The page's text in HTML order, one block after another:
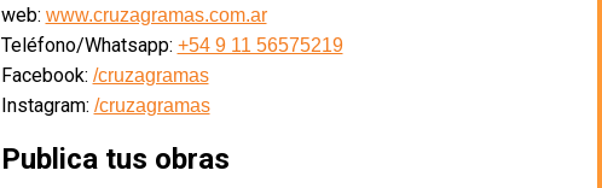
web: www.cruzagramas.com.ar
Teléfono/Whatsapp: +54 9 11 56575219
Facebook: /cruzagramas
Instagram: /cruzagramas
Publica tus obras